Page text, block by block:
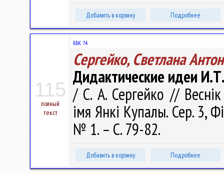
Добавить в корзину Подробнее
115
полный
текст
ББК 74.
Сергейко, Светлана
Дидактические идеи
/ С. А. Сергейко // Веснік
імя Янкі Купалы. Сер. 3,
№ 1. – С. 79-82.
Добавить в корзину Подробнее